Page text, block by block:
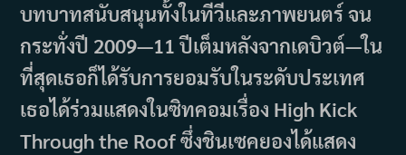
บทบาทสนับสนุนทั้งในทีวีและภาพยนตร์ จน
กระทั่งปี 2009—11 ปีเต็มหลังจากเดบิวต์—ใน
ที่สุดเธอก็ได้รับการยอมรับในระดับประเทศ
เธอได้ร่วมแสดงในซิทคอมเรื่อง High Kick
Through the Roof ซึ่งชินเซคยองได้แสดง